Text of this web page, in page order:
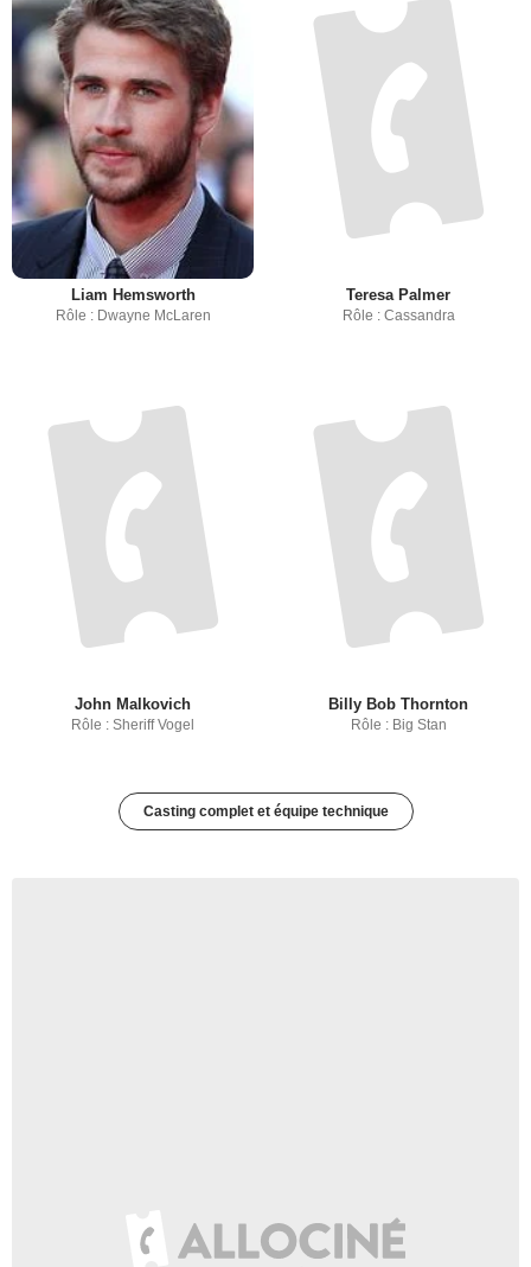
Liam Hemsworth
Rôle : Dwayne McLaren
Teresa Palmer
Rôle : Cassandra
John Malkovich
Rôle : Sheriff Vogel
Billy Bob Thornton
Rôle : Big Stan
Casting complet et équipe technique